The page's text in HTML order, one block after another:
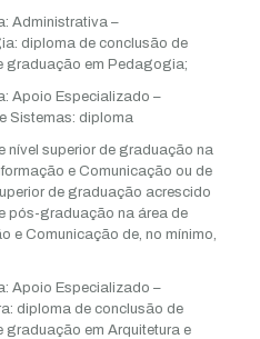
Administrativa –
diploma de conclusão de
graduação em Pedagogia;
Apoio Especializado –
Sistemas: diploma
nível superior de graduação na
e Comunicação ou de
de graduação acrescido
pós-graduação na área de
e Comunicação de, no mínimo,
Apoio Especializado –
diploma de conclusão de
graduação em Arquitetura e